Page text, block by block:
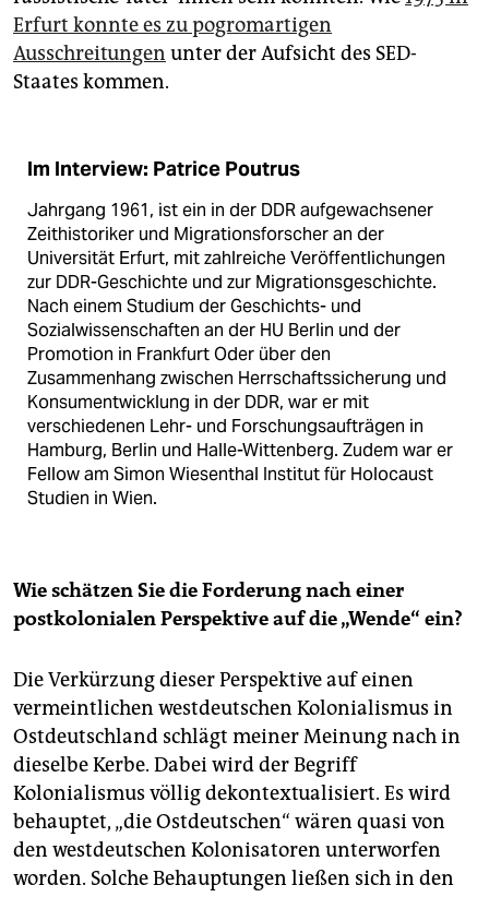
Erfurt konnte es zu pogromartigen
Ausschreitungen unter der Aufsicht des SED-
Staates kommen.
Im Interview: Patrice Poutrus
Jahrgang 1961, ist ein in der DDR aufgewachsener
Zeithistoriker und Migrationsforscher an der
Universität Erfurt, mit zahlreiche Veröffentlichungen
zur DDR-Geschichte und zur Migrationsgeschichte.
Nach einem Studium der Geschichts- und
Sozialwissenschaften an der HU Berlin und der
Promotion in Frankfurt Oder über den
Zusammenhang zwischen Herrschaftssicherung und
Konsumentwicklung in der DDR, war er mit
verschiedenen Lehr- und Forschungsaufträgen in
Hamburg, Berlin und Halle-Wittenberg. Zudem war er
Fellow am Simon Wiesenthal Institut für Holocaust
Studien in Wien.
Wie schätzen Sie die Forderung nach einer
postkolonialen Perspektive auf die „Wende“ ein?
Die Verkürzung dieser Perspektive auf einen
vermeintlichen westdeutschen Kolonialismus in
Ostdeutschland schlägt meiner Meinung nach in
dieselbe Kerbe. Dabei wird der Begriff
Kolonialismus völlig dekontextualisiert. Es wird
behauptet, „die Ostdeutschen“ wären quasi von
den westdeutschen Kolonisatoren unterworfen
worden. Solche Behauptungen ließen sich in den